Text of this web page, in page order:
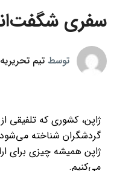
سفری
توسط تیم
ژاپن، کشوری که تلفیقی
گردشگران شناخته
ژاپن همیشه چیزی برای
می‌کنیم.